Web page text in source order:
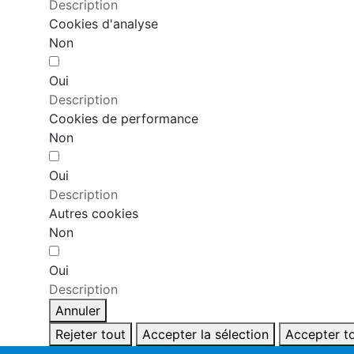
Description
Cookies d'analyse
Non
Oui
Description
Cookies de performance
Non
Oui
Description
Autres cookies
Non
Oui
Description
Annuler
Rejeter tout
Accepter la sélection Accepter